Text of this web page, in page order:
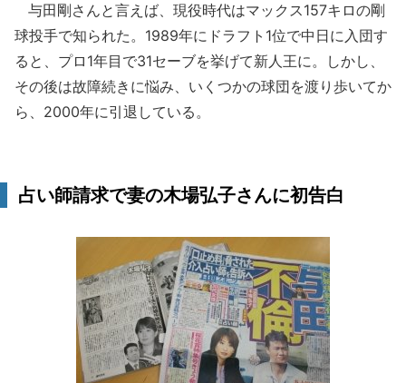
与田剛さんと言えば、現役時代はマックス157キロの剛
球投手で知られた。1989年にドラフト1位で中日に入団す
ると、プロ1年目で31セーブを挙げて新人王に。しかし、
その後は故障続きに悩み、いくつかの球団を渡り歩いてか
ら、2000年に引退している。
占い師請求で妻の木場弘子さんに初告白